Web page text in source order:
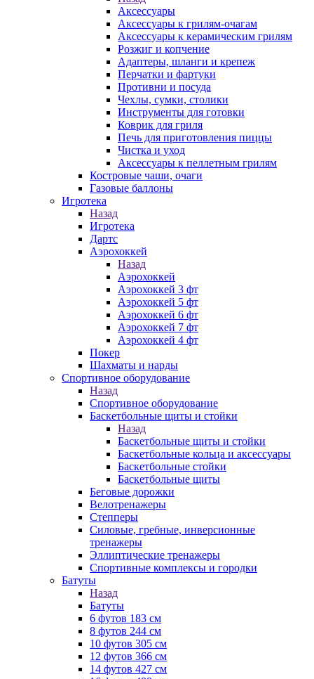
Аксессуары
Аксессуары к грилям-очагам
Аксессуары к керамическим грилям
Розжиг и копчение
Адаптеры, шланги и крепеж
Перчатки и фартуки
Противни и посуда
Чехлы, сумки, столики
Инструменты для готовки
Коврик для гриля
Печь для приготовления пиццы
Чистка и уход
Аксессуары к пеллетным грилям
Костровые чаши, очаги
Газовые баллоны
Игротека
Назад
Игротека
Дартс
Аэрохоккей
Назад
Аэрохоккей
Аэрохоккей 3 фт
Аэрохоккей 5 фт
Аэрохоккей 6 фт
Аэрохоккей 7 фт
Аэрохоккей 4 фт
Покер
Шахматы и нарды
Спортивное оборудование
Назад
Спортивное оборудование
Баскетбольные щиты и стойки
Назад
Баскетбольные щиты и стойки
Баскетбольные кольца и аксессуары
Баскетбольные стойки
Баскетбольные щиты
Беговые дорожки
Велотренажеры
Степперы
Силовые, гребные, инверсионные
тренажеры
Эллиптические тренажеры
Спортивные комплексы и городки
Батуты
Назад
Батуты
6 футов 183 см
8 футов 244 см
10 футов 305 см
12 футов 366 см
14 футов 427 см